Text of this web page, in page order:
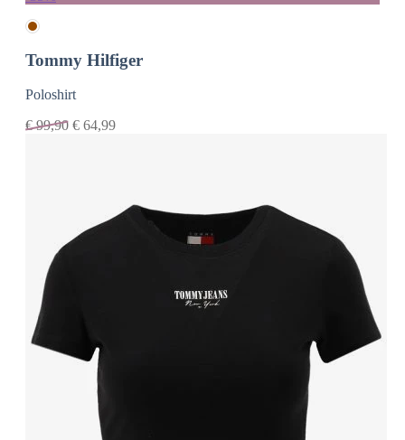
Tommy Hilfiger
Poloshirt
€99,90 € 64,99